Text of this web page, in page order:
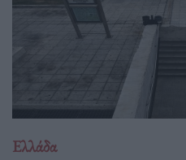
Ελλάδα